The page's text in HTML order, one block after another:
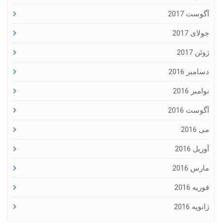
آگوست 2017
جولای 2017
ژوئن 2017
دسامبر 2016
نوامبر 2016
آگوست 2016
می 2016
آوریل 2016
مارس 2016
فوریه 2016
ژانویه 2016